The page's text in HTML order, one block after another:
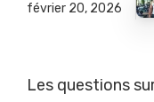
février 20, 2026
Les questions